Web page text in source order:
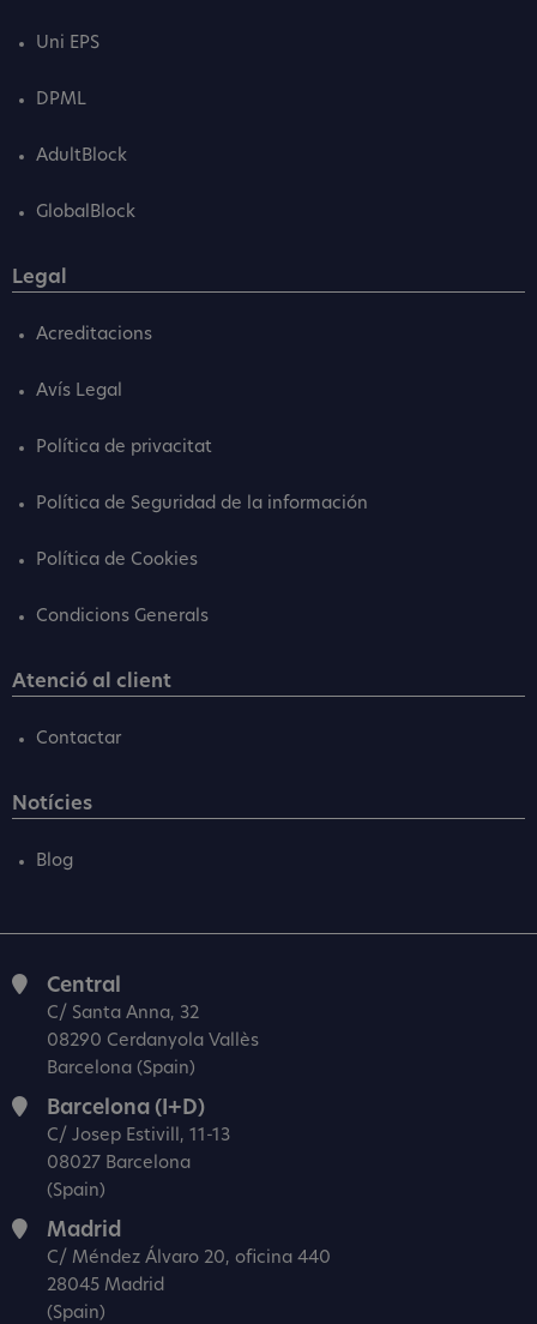
Uni EPS
DPML
AdultBlock
GlobalBlock
Legal
Acreditacions
Avís Legal
Política de privacitat
Política de Seguridad de la información
Política de Cookies
Condicions Generals
Atenció al client
Contactar
Notícies
Blog
Central
C/ Santa Anna, 32
08290 Cerdanyola Vallès
Barcelona (Spain)
Barcelona (I+D)
C/ Josep Estivill, 11-13
08027 Barcelona
(Spain)
Madrid
C/ Méndez Álvaro 20, oficina 440
28045 Madrid
(Spain)